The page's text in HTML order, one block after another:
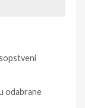
odabrane